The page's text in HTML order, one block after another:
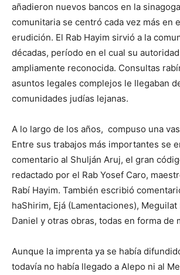
añadieron nuevos bancos en la
comunitaria se centró cada vez más en
erudición. El Rab Hayim sirvió a la
décadas, período en el cual su
ampliamente reconocida. Consultas
asuntos legales complejos le llegaban
comunidades judías lejanas.
A lo largo de los años, compuso una
Entre sus trabajos más importantes se
comentario al Shulján Aruj, el gran
redactado por el Rab Yosef Caro,
Rabí Hayim. También escribió
haShirim, Ejá (Lamentaciones),
Daniel y otras obras, todas en forma de
Aunque la imprenta ya se había
todavía no había llegado a Alepo ni al